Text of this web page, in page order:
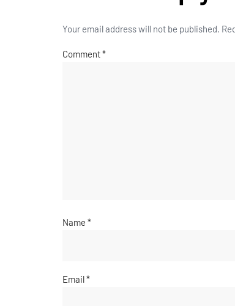
Your email address will not be published.
Comment*
Name *
Email*